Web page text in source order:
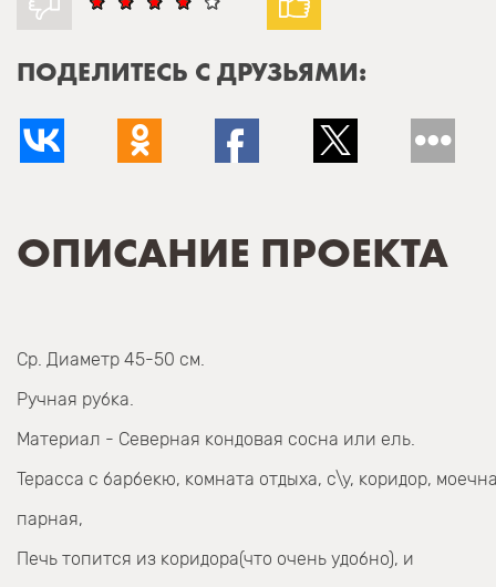
ПОДЕЛИТЕСЬ С ДРУЗЬЯМИ:
ОПИСАНИЕ ПРОЕКТА
Ср. Диаметр 45-50 см.
Ручная рубка.
Материал - Северная кондовая сосна или ель.
Терасса с барбекю, комната отдыха, с\у, коридор,
парная,
Печь топится из коридора(что очень удобно), и